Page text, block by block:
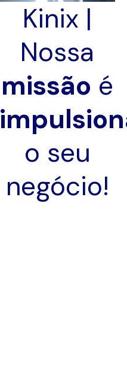
Kinix |
Nossa
missão é
o seu
negócio!